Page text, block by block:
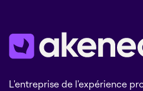
L'entreprise de l'expérience